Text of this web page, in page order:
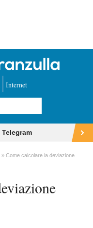
Internet
Come calcolare la deviazione